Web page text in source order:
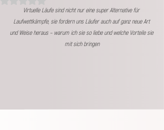
Virtuelle Läufe sind nicht nur eine super Alternative für
Laufwettkämpfe, sie fordern uns Läufer auch auf ganz neue Art
und Weise heraus – warum ich sie so liebe und welche Vorteile sie
mit sich bringen